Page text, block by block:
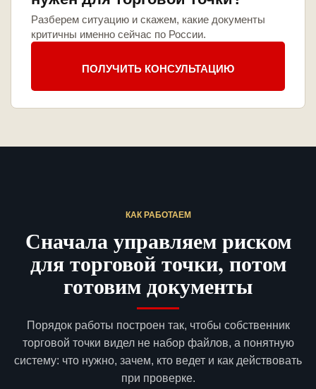
Разберем ситуацию и скажем, какие документы
критичны именно сейчас по России.
ПОЛУЧИТЬ КОНСУЛЬТАЦИЮ
КАК РАБОТАЕМ
Сначала управляем риском
для торговой точки, потом
готовим документы
Порядок работы построен так, чтобы собственник
торговой точки видел не набор файлов, а понятную
систему: что нужно, зачем, кто ведет и как действовать
при проверке.